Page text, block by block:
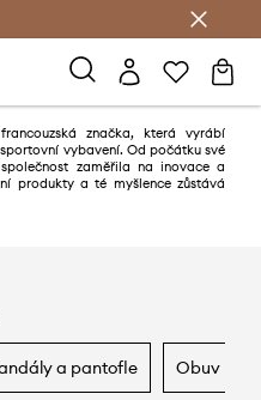
značka, která vyrábí
vybavení. Od počátku své
zaměřila na inovace a
produkty a té myšlence zůstává
a pantofle obuv na